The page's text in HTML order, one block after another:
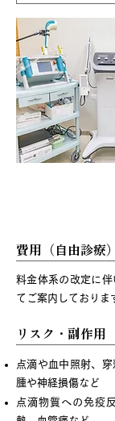
費用（自由診療）
料金体系の改定に
てご案内しておりま
リスク・副作用
点滴や血中照射、
腫や神経損傷など
点滴物質への免疫